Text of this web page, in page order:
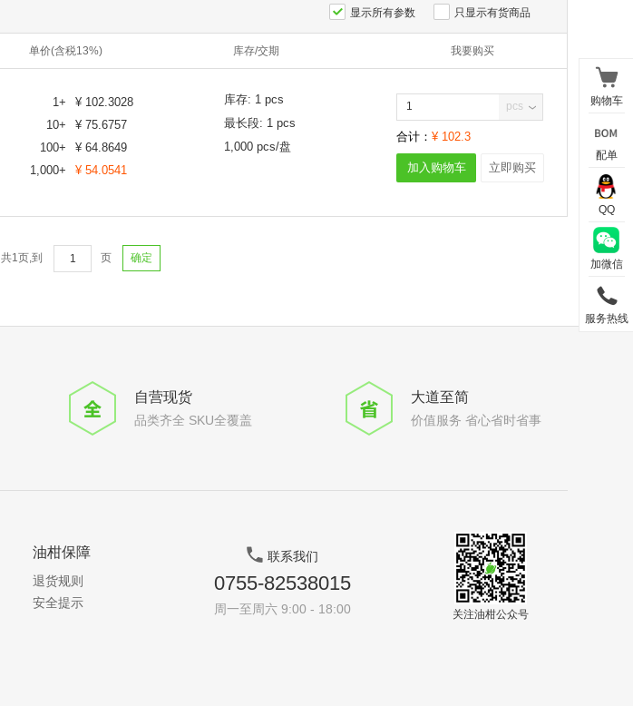
显示所有参数 只显示有货商品
单价(含税13%) 库存/交期 我要购买
1+ ¥ 102.3028
10+ ¥ 75.6757
100+ ¥ 64.8649
1,000+ ¥ 54.0541
库存: 1 pcs
最长段: 1 pcs
1,000 pcs/盘
pcs
合计： ¥ 102.3
加入购物车 立即购买
共1页,到 页 确定
自营现货
品类齐全 SKU全覆盖
大道至简
价值服务 省心省时省事
油柑保障
退货规则
安全提示
联系我们
0755-82538015
周一至周六 9:00 - 18:00 关注油柑公众号
购物车
配单
QQ
加微信
服务热线